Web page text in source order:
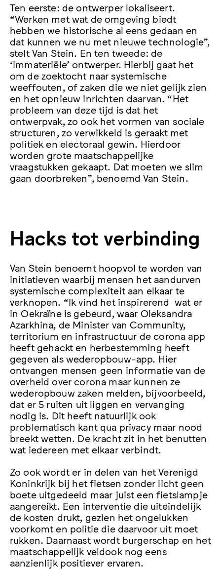
Ten eerste: de ontwerper lokaliseert.
“Werken met wat de omgeving biedt
hebben we historische al eens gedaan en
dat kunnen we nu met nieuwe technologie”,
stelt Van Stein. En ten tweede: de
‘immateriële’ ontwerper. Hierbij gaat het
om de zoektocht naar systemische
weeffouten, of zaken die we niet gelijk zien
en het opnieuw inrichten daarvan. “Het
probleem van deze tijd is dat het
ontwerpvak, zo ook het vormen van sociale
structuren, zo verwikkeld is geraakt met
politiek en electoraal gewin. Hierdoor
worden grote maatschappelijke
vraagstukken gekaapt. Dat moeten we slim
gaan doorbreken”, benoemd Van Stein.
Hacks tot verbinding
Van Stein benoemt hoopvol te worden van
initiatieven waarbij mensen het aandurven
systemische complexiteit aan elkaar te
verknopen. “Ik vind het inspirerend wat er
in Oekraïne is gebeurd, waar Oleksandra
Azarkhina, de Minister van Community,
territorium en infrastructuur de corona app
heeft gehackt en herbestemming heeft
gegeven als wederopbouw-app. Hier
ontvangen mensen geen informatie van de
overheid over corona maar kunnen ze
wederopbouw zaken melden, bijvoorbeeld,
dat er 5 ruiten uit liggen en vervanging
nodig is. Dit heeft natuurlijk ook
problematisch kant qua privacy maar nood
breekt wetten. De kracht zit in het benutten
wat iedereen met elkaar verbindt.
Zo ook wordt er in delen van het Verenigd
Koninkrijk bij het fietsen zonder licht geen
boete uitgedeeld maar juist een fietslampje
aangereikt. Een interventie die uiteindelijk
de kosten drukt, gezien het ongelukken
voorkomt en politie die daarvoor uit moet
rukken. Daarnaast wordt burgerschap en het
maatschappelijk veldook nog eens
aanzienlijk positiever ervaren.